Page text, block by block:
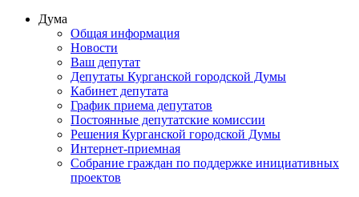
Дума
Общая информация
Новости
Ваш депутат
Депутаты Курганской городской Думы
Кабинет депутата
График приема депутатов
Постоянные депутатские комиссии
Решения Курганской городской Думы
Интернет-приемная
Собрание граждан по поддержке инициативных
проектов